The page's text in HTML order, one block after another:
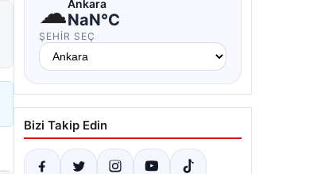
☁Ankara
NaN°C
ŞEHIR SEÇ
Bizi Takip Edin